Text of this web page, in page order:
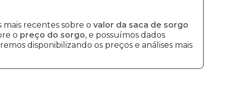
recentes sobre o valor da saca de sorgo
o preço do sorgo, e possuímos dados
disponibilizando os preços e análises mais